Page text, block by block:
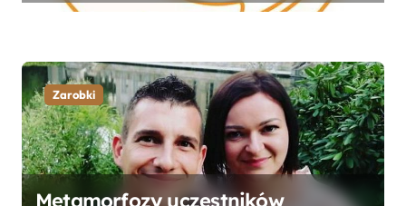
Zarobki
Metamorfozy uczestników